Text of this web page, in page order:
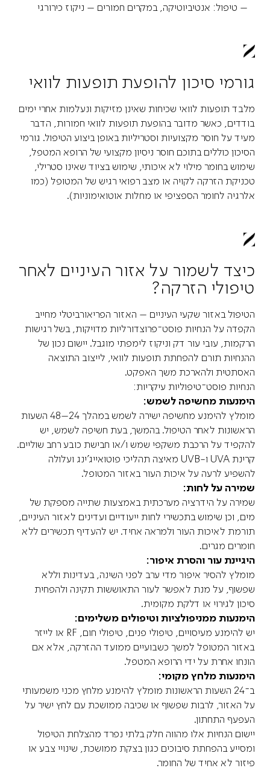
– טיפול: אנטיביוטיקה, במקרים חמורים – ניקוז כירורגי
גורמי סיכון להופעת תופעות לוואי
מלבד תופעות לוואי שכיחות שאינן מזיקות ונעלמות אחרי ימים
בודדים, כאשר מדובר בהופעת תופעות לוואי חמורות, הדבר
מעיד על חוסר מקצועיות וסטריליות באופן ביצוע הטיפול. גורמי
הסיכון כוללים בתוכם חוסר ניסיון מקצועי של הרופא המטפל,
שימוש בחומר מילוי לא איכותי, שימוש בציוד שאינו סטרילי,
טכניקת הזרקה לקויה או מצב רפואי רגיש של המטופל (כמו
אלרגיה לחומר הספציפי או מחלות אוטואימוניות).
כיצד לשמור על אזור העיניים לאחר
טיפולי הזרקה?
הטיפול באזור שקעי העיניים – האזור הפריאורביטלי מחייב
הקפדה על הנחיות פוסט־פרוצדורליות מדויקות, בשל רגישות
הרקמות, עובי עור דק וניקוז לימפתי מוגבל. יישום נכון של
ההנחיות תורם להפחתת תופעות לוואי, לייצוב התוצאה
האסתטית ולהארכת משך האפקט.
הנחיות פוסט־טיפוליות עיקריות:
הימנעות מחשיפה לשמש:
מומלץ להימנע מחשיפה ישירה לשמש במהלך 24–48 השעות
הראשונות לאחר הטיפול. בהמשך, בעת חשיפה לשמש, יש
להקפיד על הרכבת משקפי שמש ו/או חבישת כובע רחב שוליים.
קרינת UVA ו-UVB מאיצה תהליכי פוטואייג’ינג ועלולה
להשפיע לרעה על איכות העור באזור המטופל.
שמירה על לחות:
שמירה על הידרציה מערכתית באמצעות שתייה מספקת של
מים, וכן שימוש בתכשירי לחות ייעודיים ועדינים לאזור העיניים,
תורמת לאיכות העור ולמראה אחיד. יש להעדיף תכשירים ללא
חומרים מגרים.
היגיינת עור והסרת איפור:
מומלץ להסיר איפור מדי ערב לפני השינה, בעדינות וללא
שפשוף, על מנת לאפשר לעור התאוששות תקינה ולהפחית
סיכון לגירוי או דלקת מקומית.
הימנעות ממניפולציות וטיפולים משלימים:
יש להימנע מעיסויים, טיפולי פנים, טיפולי חום, RF או לייזר
באזור המטופל למשך כשבועיים ממועד ההזרקה, אלא אם
הונחו אחרת על ידי הרופא המטפל.
הימנעות מלחץ מקומי:
ב־24 השעות הראשונות מומלץ להימנע מלחץ מכני משמעותי
על האזור, לרבות שפשוף או שכיבה ממושכת עם לחץ ישיר על
העפעף התחתון.
יישום הנחיות אלו מהווה חלק בלתי נפרד מהצלחת הטיפול
ומסייע בהפחתת סיבוכים כגון בצקת ממושכת, שינויי צבע או
פיזור לא אחיד של החומר.